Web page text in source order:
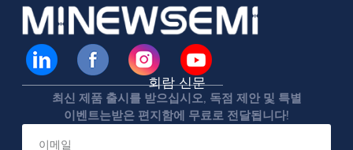
회람 신문
최신 제품 출시를 받으십시오, 독점 제안 및 특별
이벤트는받은 편지함에 무료로 전달됩니다!